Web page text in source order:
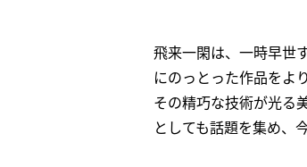
飛来一閑は、一時早世
にのっとった作品をよ
その精巧な技術が光る
としても話題を集め、